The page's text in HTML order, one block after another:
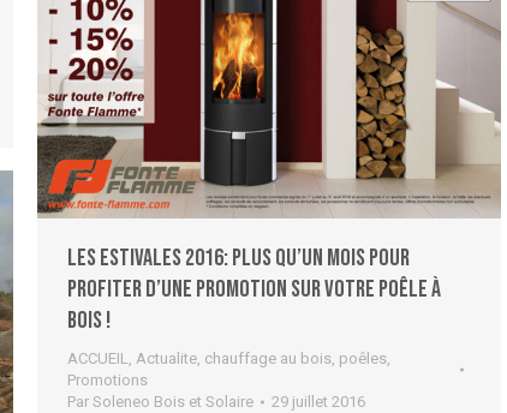
Les Estivales 2016: plus qu’un mois pour
profiter d’une promotion sur votre poêle à
bois !
ACCUEIL, Actualite, chauffage au bois, poêles,
Promotions
Par Soleneo Bois et Solaire 29 juillet 2016